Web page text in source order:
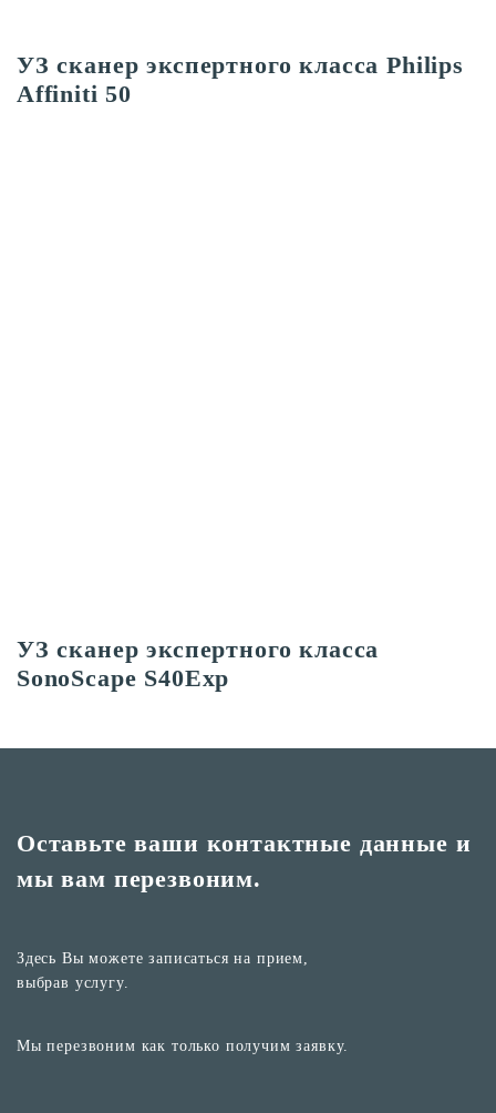
УЗ сканер экспертного класса Philips
Affiniti 50
УЗ сканер экспертного класса
SonoScape S40Exp
Оставьте ваши контактные данные и
мы вам перезвоним.
Здесь Вы можете записаться на прием,
выбрав услугу.
Мы перезвоним как только получим заявку.